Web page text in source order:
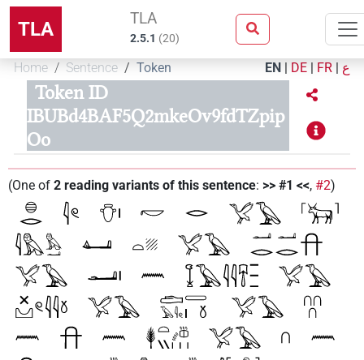
TLA TLA
2.5.1 (20)
Home Sentence Token EN | DE | FR | ع
Token ID
IBUBd4BAF5Q2mkeOv9fdTZpip
Oo
(One of 2 reading variants of this sentence: >> #1 <<, #2)